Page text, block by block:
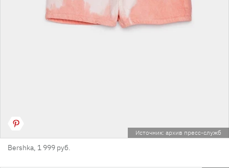
Источник: архив пресс-служб
Bershka, 1 999 руб.